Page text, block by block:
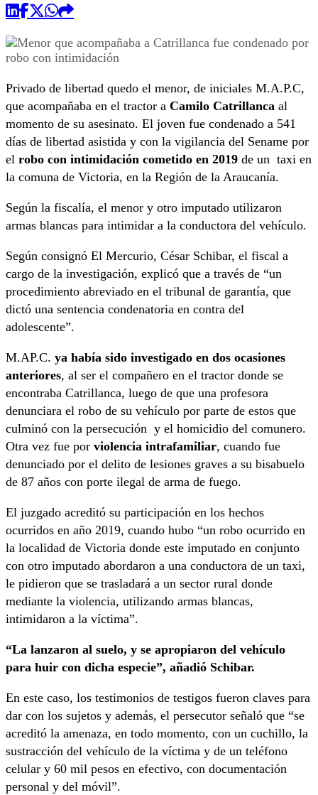
Privado de libertad quedo el menor, de iniciales M.A.P.C,
que acompañaba en el tractor a Camilo Catrillanca al
momento de su asesinato. El joven fue condenado a 541
días de libertad asistida y con la vigilancia del Sename por
el robo con intimidación cometido en 2019 de un taxi en
la comuna de Victoria, en la Región de la Araucanía.
Según la fiscalía, el menor y otro imputado utilizaron
armas blancas para intimidar a la conductora del vehículo.
Según consignó El Mercurio, César Schibar, el fiscal a
cargo de la investigación, explicó que a través de “un
procedimiento abreviado en el tribunal de garantía, que
dictó una sentencia condenatoria en contra del
adolescente”.
M.AP.C. ya había sido investigado en dos ocasiones
anteriores, al ser el compañero en el tractor donde se
encontraba Catrillanca, luego de que una profesora
denunciara el robo de su vehículo por parte de estos que
culminó con la persecución y el homicidio del comunero.
Otra vez fue por violencia intrafamiliar, cuando fue
denunciado por el delito de lesiones graves a su bisabuelo
de 87 años con porte ilegal de arma de fuego.
El juzgado acreditó su participación en los hechos
ocurridos en año 2019, cuando hubo “un robo ocurrido en
la localidad de Victoria donde este imputado en conjunto
con otro imputado abordaron a una conductora de un taxi,
le pidieron que se trasladará a un sector rural donde
mediante la violencia, utilizando armas blancas,
intimidaron a la víctima”.
“La lanzaron al suelo, y se apropiaron del vehículo
para huir con dicha especie”, añadió Schibar.
En este caso, los testimonios de testigos fueron claves para
dar con los sujetos y además, el persecutor señaló que “se
acreditó la amenaza, en todo momento, con un cuchillo, la
sustracción del vehículo de la víctima y de un teléfono
celular y 60 mil pesos en efectivo, con documentación
personal y del móvil”.